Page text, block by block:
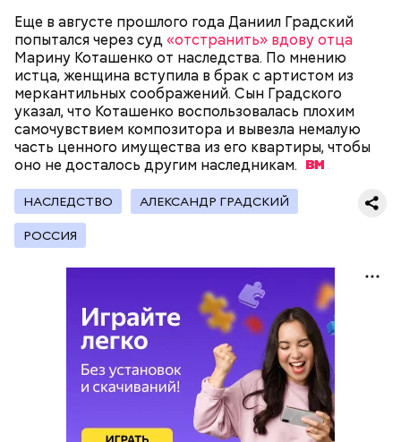
Еще в августе прошлого года Даниил Градский
попытался через суд«отстранить» вдову отца
Марину Коташенко от наследства. По мнению
истца, женщина вступила в брак с артистом из
меркантильных соображений. Сын Градского
указал, что Коташенко воспользовалась плохим
самочувствием композитора и вывезла немалую
часть ценного имущества из его квартиры, чтобы
оно не досталось другим наследникам.
НАСЛЕДСТВО АЛЕКСАНДР ГРАДСКИЙ
РОССИЯ
кабачок;
петрушка;
оливковое масло;
— Кабачки, порезанные кубиками, нужно легко
обжарить на сковороде. К ним добавляются зелень
петрушки, чеснок, соль и оливковое масло.
Получается очень вкусно, — поделился рецептом
Копылов.